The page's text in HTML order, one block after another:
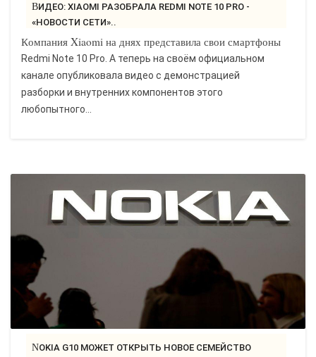
ВИДЕО: XIAOMI РАЗОБРАЛА REDMI NOTE 10 PRO -
«НОВОСТИ СЕТИ»..
Компания Xiaomi на днях представила свои смартфоны
Redmi Note 10 Pro. А теперь на своём официальном
канале опубликовала видео с демонстрацией
разборки и внутренних компонентов этого
любопытного...
NOKIA G10 МОЖЕТ ОТКРЫТЬ НОВОЕ СЕМЕЙСТВО